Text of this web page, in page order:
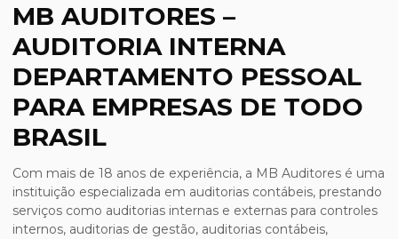
MB AUDITORES –
AUDITORIA INTERNA
DEPARTAMENTO PESSOAL
PARA EMPRESAS DE TODO
BRASIL
Com mais de 18 anos de experiência, a MB Auditores é uma
instituição especializada em auditorias contábeis, prestando
serviços como auditorias internas e externas para controles
internos, auditorias de gestão, auditorias contábeis,